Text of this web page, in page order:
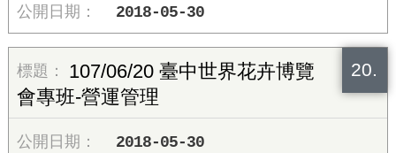
2018-05-30
20.
107/06/20 臺中世界花卉博覽
會專班-營運管理
2018-05-30